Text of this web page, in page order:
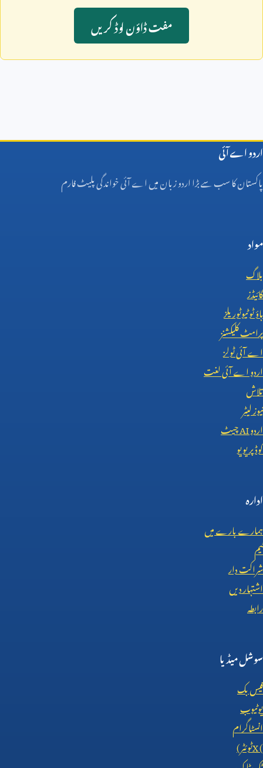
مفت ڈاؤن لوڈ کريں
اردو اے آئی
پاکستان کا سب سے بڑا اردو زبان میں اے آئی خواندگی پلیٹ فارم
مواد
بلاگ
گائیڈز
ہاؤ ٹو ٹیوٹوریلز
پرامٹ کلیکشنز
اے آئی ٹولز
اردو اے آئی لغت
تلاش
نیوز لیٹر
اردوAIچیٹ
کوڈ پریویو
ادارہ
ہمارے بارے میں
ٹیم
شراکت دار
اشتہار دیں
رابطہ
سوشل میڈیا
فیس بک
یوٹیوب
انسٹاگرام
X (ٹوئٹر)